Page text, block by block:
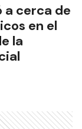
a cerca de
en el
la